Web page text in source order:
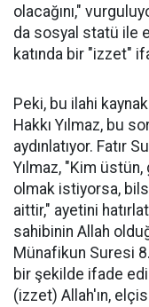
olacağını,"
da sosyal statü ile
katında bir "izzet"
Peki, bu ilahi
Hakkı Yılmaz, bu
aydınlatıyor. Fatır
Yılmaz, "Kim
olmak istiyorsa,
aittir," ayetini
sahibinin Allah
Münafikun Suresi
bir şekilde ifade
(izzet) Allah'ın,